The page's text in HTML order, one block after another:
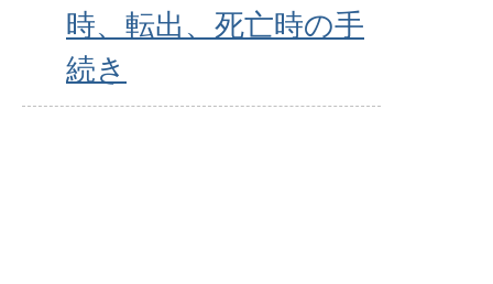
時、転出、死亡時の手
続き